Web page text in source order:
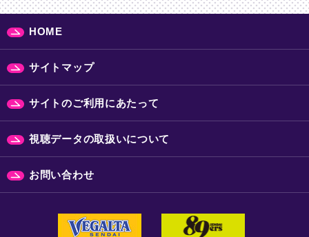
HOME
サイトマップ
サイトのご利用にあたって
視聴データの取扱いについて
お問い合わせ